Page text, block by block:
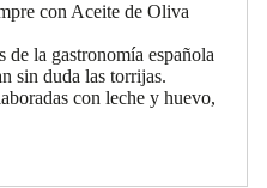
con Aceite de Oliva
de la gastronomía española
sin duda las torrijas.
con leche y huevo,